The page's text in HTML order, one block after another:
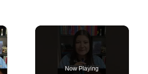
×
Now Playing